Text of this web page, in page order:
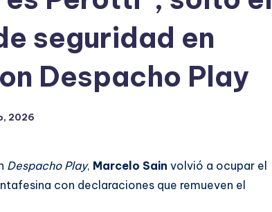
seguridad en
Despacho Play
2026
Despacho Play, Marcelo Sain volvió a ocupar el
con declaraciones que remueven el